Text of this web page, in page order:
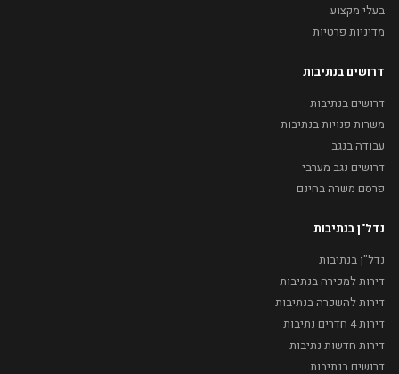
בעלי מקצוע
מדיניות פרטיות
דרושים בנתיבות
דרושים בנתיבות
משרות פנויות בנתיבות
עבודה בנגב
דרושים נגב מערבי
פרסם משרה בחינם
נדל"ן בנתיבות
נדל"ן בנתיבות
דירות למכירה בנתיבות
דירות להשכרה בנתיבות
דירות 4 חדרים נתיבות
דירות חדשות נתיבות
דרושים בנתיבות